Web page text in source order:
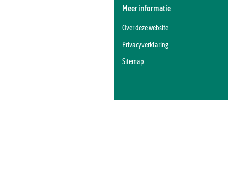
Meer informatie
Over deze website
Privacyverklaring
Sitemap